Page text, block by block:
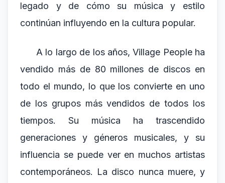
legado y de cómo su música y estilo
continúan influyendo en la cultura popular.
A lo largo de los años, Village People ha
vendido más de 80 millones de discos en
todo el mundo, lo que los convierte en uno
de los grupos más vendidos de todos los
tiempos. Su música ha trascendido
generaciones y géneros musicales, y su
influencia se puede ver en muchos artistas
contemporáneos. La disco nunca muere, y